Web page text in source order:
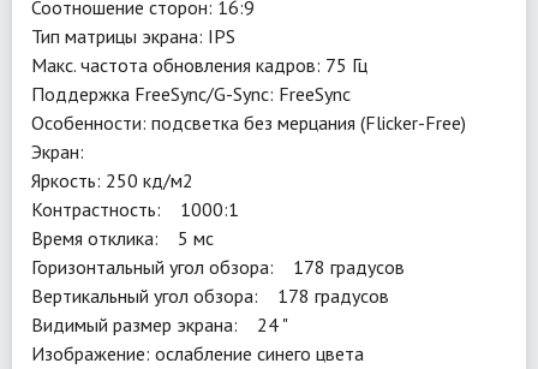
Соотношение сторон: 16:9
Тип матрицы экрана: IPS
Макс. частота обновления кадров: 75 Гц
Поддержка FreeSync/G-Sync: FreeSync
Особенности: подсветка без мерцания (Flicker-Free)
Экран:
Яркость: 250 кд/м2
Контрастность: 1000:1
Время отклика: 5 мс
Горизонтальный угол обзора: 178 градусов
Вертикальный угол обзора: 178 градусов
Видимый размер экрана: 24 "
Изображение: ослабление синего цвета